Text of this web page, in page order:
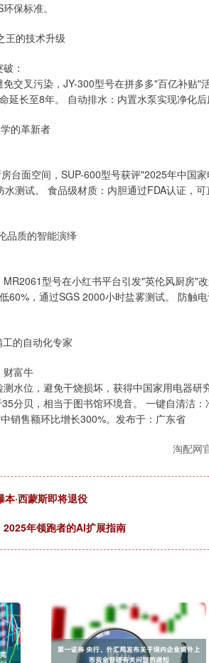
保标准。
王的技术升级
：
交叉污染，JY-300型号在拼多多"百亿补贴"
延长至8年。 自动排水：内置水泵实现净化后
的革新者
台面空间，SUP-600型号获评"2025年中国
测试。 食品级材质：内胆通过FDA认证，
品质的智能演绎
型号在小红书平台引发"英伦风厨房"
60%，通过SGS 2000小时盐雾测试。 防触
的自动化专家
财富牛
水位，避免干烧损坏，获得中国家用电器
分贝，相当于图书馆环境音。 一键自清洁
销售额环比增长300%。发布于：广东省
淘配网
·西蒙斯即将退役
年领跑者的AI扩展指南